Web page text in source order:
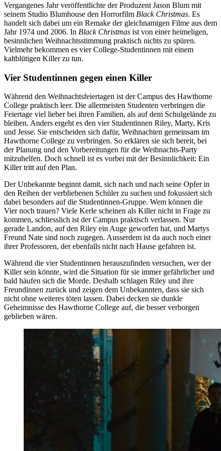
Vergangenes Jahr veröffentlichte der Produzent Jason Blum mit
seinem Studio Blumhouse den Horrorfilm Black Christmas. Es
handelt sich dabei um ein Remake der gleichnamigen Filme aus dem
Jahr 1974 und 2006. In Black Christmas ist von einer heimeligen,
besinnlichen Weihnachtsstimmung praktisch nichts zu spüren.
Vielmehr bekommen es vier College-Studentinnen mit einem
kaltblütigen Killer zu tun.
Vier Studentinnen gegen einen Killer
Während den Weihnachtsfeiertagen ist der Campus des Hawthorne
College praktisch leer. Die allermeisten Studenten verbringen die
Feiertage viel lieber bei ihren Familien, als auf dem Schulgelände zu
bleiben. Anders ergeht es den vier Studentinnen Riley, Marty, Kris
und Jesse. Sie entscheiden sich dafür, Weihnachten gemeinsam im
Hawthorne College zu verbringen. So erklären sie sich bereit, bei
der Planung und den Vorbereitungen für die Weihnachts-Party
mitzuhelfen. Doch schnell ist es vorbei mit der Besinnlichkeit: Ein
Killer tritt auf den Plan.
Der Unbekannte beginnt damit, sich nach und nach seine Opfer in
den Reihen der verbliebenen Schüler zu suchen und fokussiert sich
dabei besonders auf die Studentinnen-Gruppe. Wem können die
Vier noch trauen? Viele Kerle scheinen als Killer nicht in Frage zu
kommen, schliesslich ist der Campus praktisch verlassen. Nur
gerade Landon, auf den Riley ein Auge geworfen hat, und Martys
Freund Nate sind noch zugegen. Ausserdem ist da auch noch einer
ihrer Professoren, der ebenfalls nicht nach Hause gefahren ist.
Während die vier Studentinnen herauszufinden versuchen, wer der
Killer sein könnte, wird die Situation für sie immer gefährlicher und
bald häufen sich die Morde. Deshalb schlagen Riley und ihre
Freundinnen zurück und zeigen dem Unbekannten, dass sie sich
nicht ohne weiteres töten lassen. Dabei decken sie dunkle
Geheimnisse des Hawthorne College auf, die besser verborgen
geblieben wären.